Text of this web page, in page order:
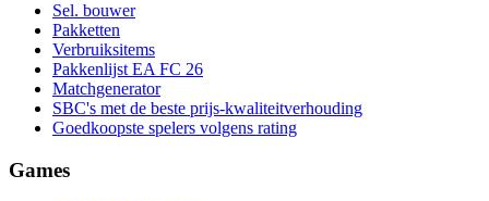
Sel. bouwer
Pakketten
Verbruiksitems
Pakkenlijst EA FC 26
Matchgenerator
SBC's met de beste prijs-kwaliteitverhouding
Goedkoopste spelers volgens rating
Games